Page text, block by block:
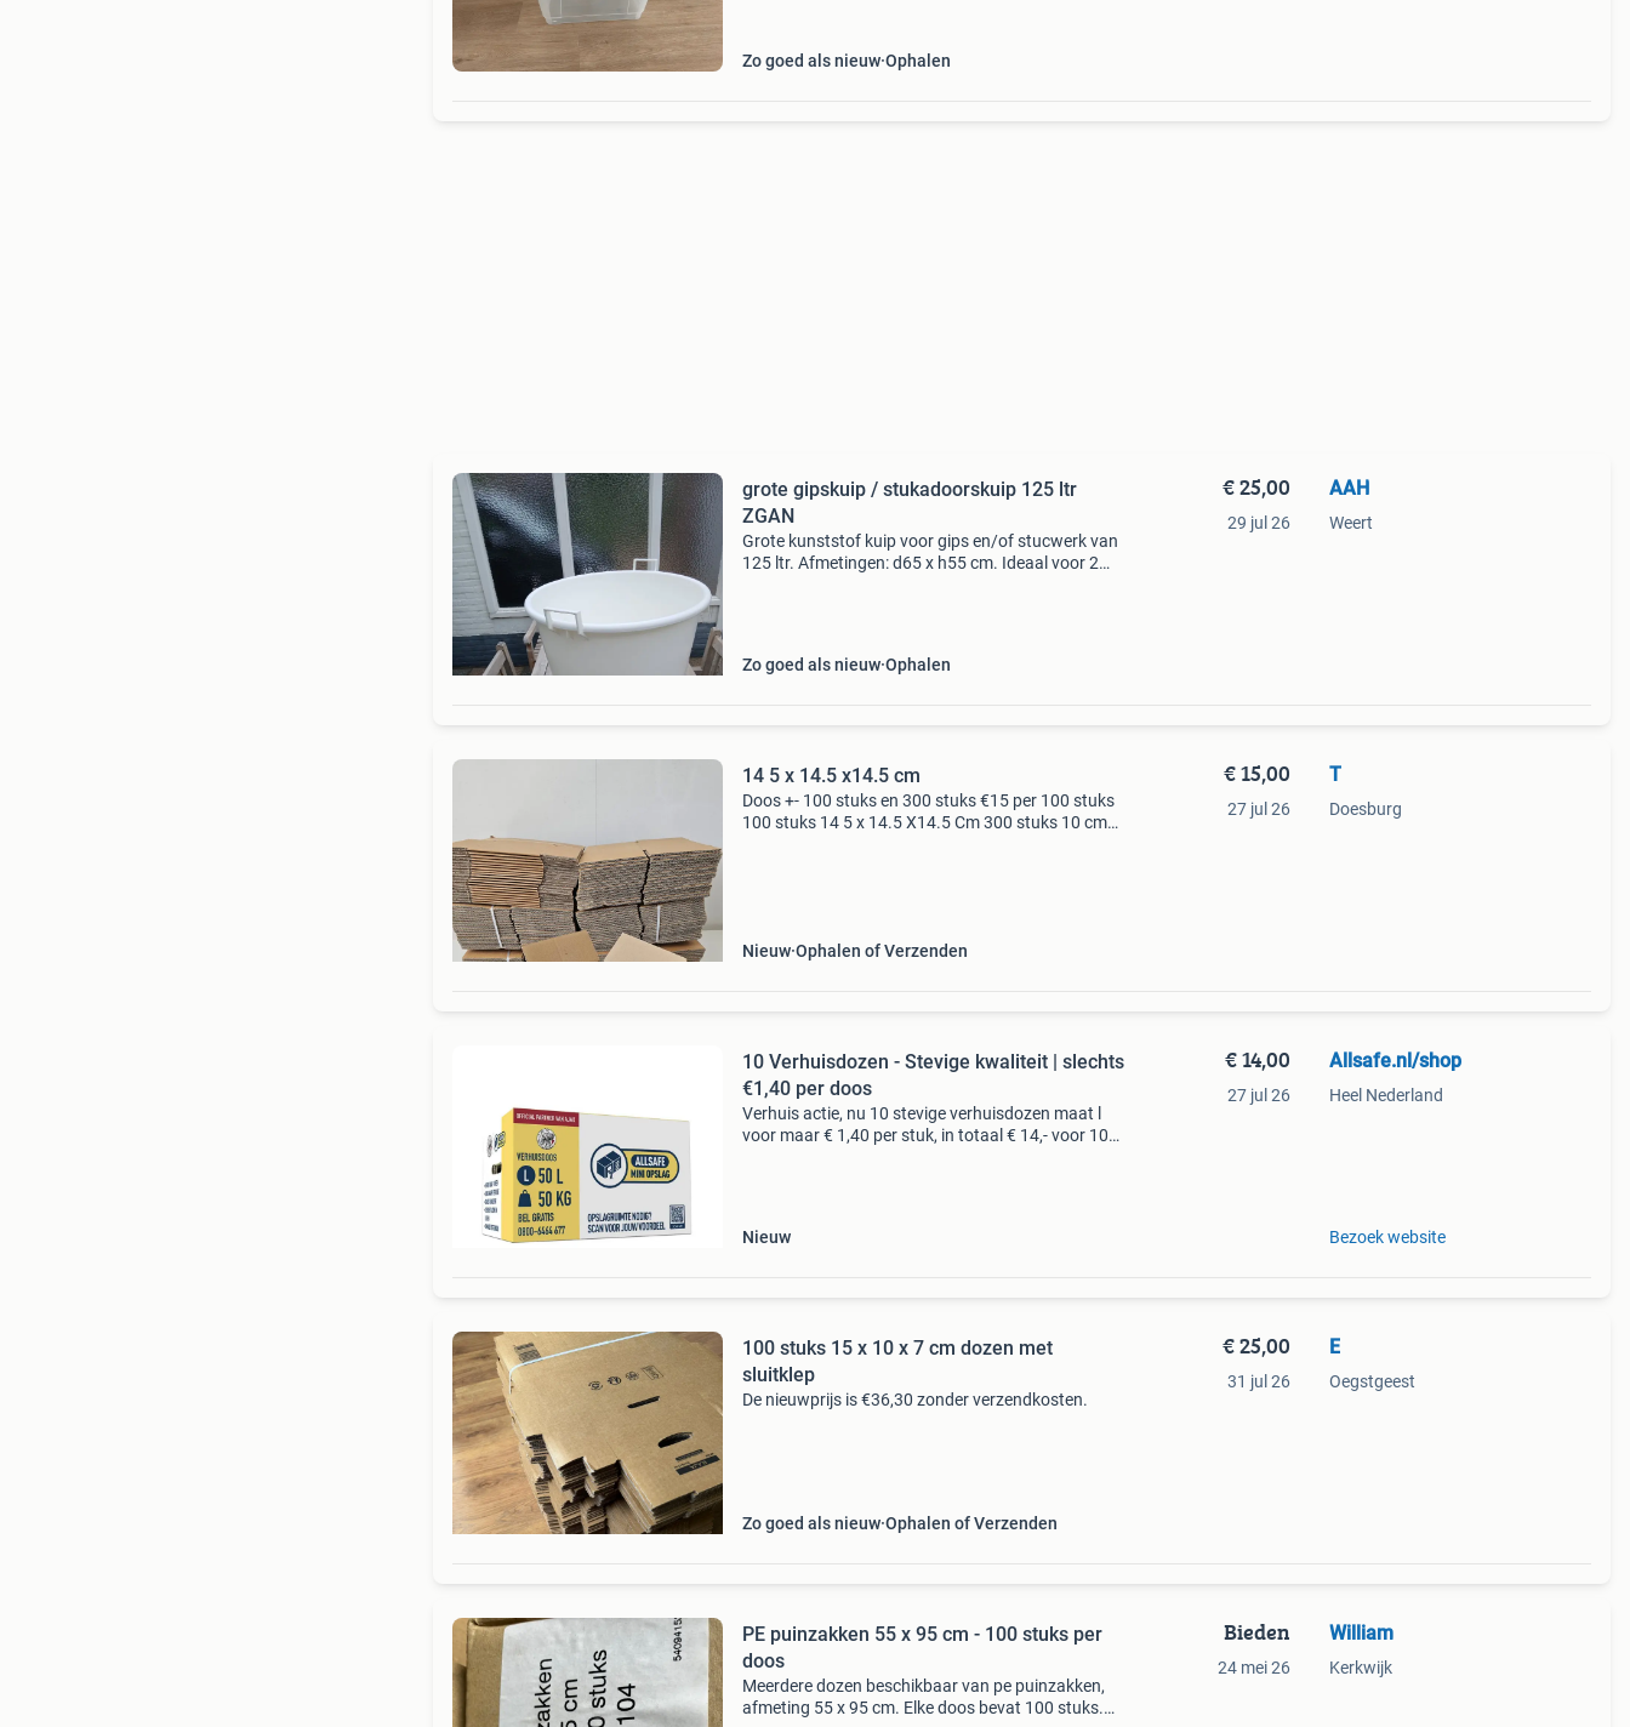
Zo goed als nieuw Ophalen
grote gipskuip / stukadoorskuip 125 ltr
ZGAN
Grote kunststof kuip voor gips en/of stucwerk van
125 ltr. Afmetingen: d65 x h55 cm. Ideaal voor 2
Zo goed als nieuw Ophalen
€ 25,00
29 jul 26
AAH
Weert
14 5 x 14.5 x14.5 cm
Doos +- 100 stuks en 300 stuks €15 per 100 stuks
100 stuks 14 5 x 14.5 X14.5 Cm 300 stuks 10 cm
Nieuw Ophalen of Verzenden
€ 15,00
27 jul 26
T
Doesburg
10 Verhuisdozen - Stevige kwaliteit | slechts
€1,40 per doos
Verhuis actie, nu 10 stevige verhuisdozen maat l
voor maar € 1,40 per stuk, in totaal € 14,- voor 10
Nieuw
€ 14,00
27 jul 26
Allsafe.nl/shop
Heel Nederland
Bezoek website
100 stuks 15 x 10 x 7 cm dozen met
sluitklep
De nieuwprijs is €36,30 zonder verzendkosten.
Zo goed als nieuw Ophalen of Verzenden
€ 25,00
31 jul 26
E
Oegstgeest
PE puinzakken 55 x 95 cm - 100 stuks per
doos
Meerdere dozen beschikbaar van pe puinzakken,
afmeting 55 x 95 cm. Elke doos bevat 100 stuks.
Bieden
24 mei 26
William
Kerkwijk